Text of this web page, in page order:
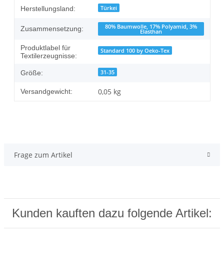
Herstellungsland: Türkei
Zusammensetzung: 80% Baumwolle, 17% Polyamid, 3%
Elasthan
Produktlabel für
Textilerzeugnisse:
Standard 100 by Oeko-Tex
Größe: 31-35
Versandgewicht: 0,05 kg
Frage zum Artikel
Kunden kauften dazu folgende Artikel: